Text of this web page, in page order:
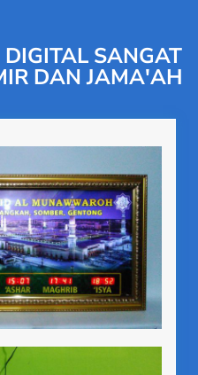
SANGAT
DAN JAMA'AH